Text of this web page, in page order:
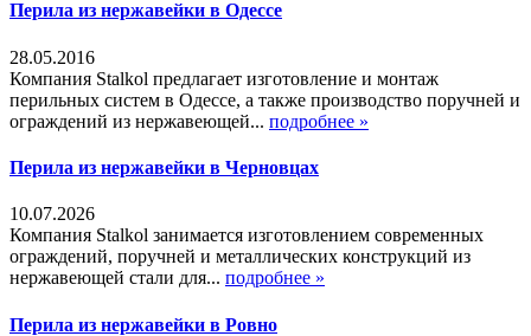
Перила из нержавейки в Одессе
28.05.2016
Компания Stalkol предлагает изготовление и монтаж
перильных систем в Одессе, а также производство поручней и
ограждений из нержавеющей... подробнее »
Перила из нержавейки в Черновцах
10.07.2026
Компания Stalkol занимается изготовлением современных
ограждений, поручней и металлических конструкций из
нержавеющей стали для... подробнее »
Перила из нержавейки в Ровно